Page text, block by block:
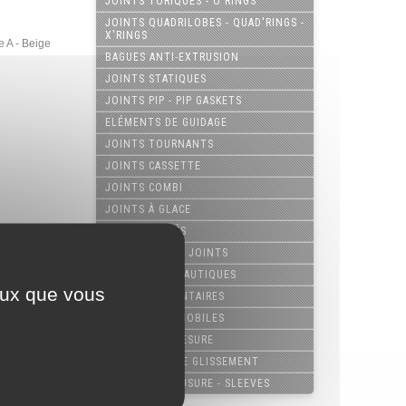
A - Beige
JOINTS QUADRILOBES - QUAD'RINGS -
X'RINGS
BAGUES ANTI-EXTRUSION
JOINTS STATIQUES
JOINTS PIP - PIP GASKETS
ELÉMENTS DE GUIDAGE
JOINTS TOURNANTS
JOINTS CASSETTE
JOINTS COMBI
JOINTS À GLACE
JOINTS USINÉS
POCHETTES DE JOINTS
JOINTS AÉRONAUTIQUES
JOINTS ALIMENTAIRES
JOINTS AUTOMOBILES
JOINTS SUR-MESURE
COUSSINETS DE GLISSEMENT
MANCHONS D'USURE - SLEEVES
que vous